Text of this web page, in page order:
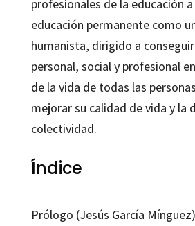
profesionales de la educación
educación permanente como
humanista, dirigido a
personal, social y profesional
de la vida de todas las
mejorar su calidad de vida y la
colectividad.
Índice
Prólogo (Jesús García Mínguez)